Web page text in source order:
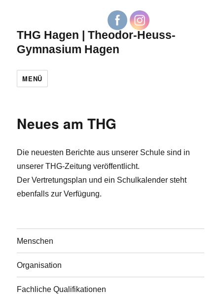
THG Hagen | Theodor-Heuss-
Gymnasium Hagen
MENÜ
Neues am THG
Die neuesten Berichte aus unserer Schule sind in
unserer THG-Zeitung veröffentlicht.
Der Vertretungsplan und ein Schulkalender steht
ebenfalls zur Verfügung.
Menschen
Organisation
Fachliche Qualifikationen